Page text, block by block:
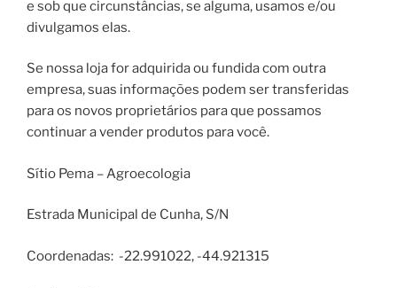
e sob que circunstâncias, se alguma, usamos e/ou
divulgamos elas.
Se nossa loja for adquirida ou fundida com outra
empresa, suas informações podem ser transferidas
para os novos proprietários para que possamos
continuar a vender produtos para você.
Sítio Pema – Agroecologia
Estrada Municipal de Cunha, S/N
Coordenadas: -22.991022, -44.921315